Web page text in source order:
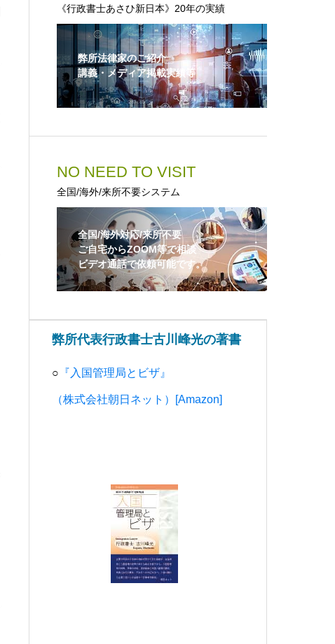
《行政書士あさひ新日本》20年の実績
弊所法律家のご紹介
講義・メディア掲載実績等
NO NEED TO VISIT
全国/海外/来所不要システム
全国/海外対応/来所不要
ご自宅からZOOM等で相談
ビデオ通話で依頼可能です。
弊所代表行政書士古川峰光の著書
○ 『入国管理局とビザ』
（株式会社朝日ネット）[Amazon]